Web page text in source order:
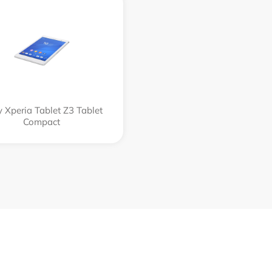
Xperia Tablet Z3 Tablet
Compact